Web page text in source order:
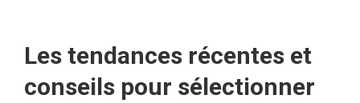
Les tendances récentes et
conseils pour sélectionner